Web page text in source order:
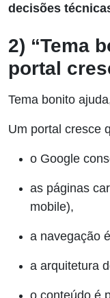
decisões
2) “Tema
portal
Tema bonito
Um portal cresce
o Google
as páginas
mobile),
a navegação
a arquitetura
o conteúdo é